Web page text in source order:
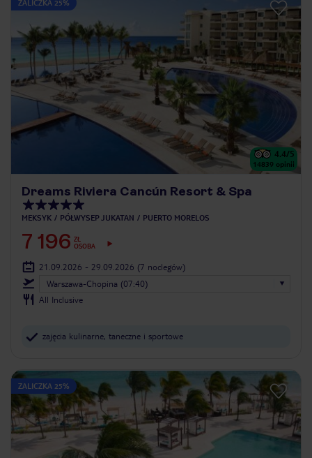
ZALICZKA 25%
4.4/5
14839 opinii
Dreams Riviera Cancún Resort & Spa
MEKSYK PÓŁWYSEP JUKATAN PUERTO MORELOS
7 196 ZŁ
OSOBA
21.09.2026 - 29.09.2026 (7 noclegów)
Warszawa-Chopina (07:40)
All Inclusive
zajęcia kulinarne, taneczne i sportowe
ZALICZKA 25%